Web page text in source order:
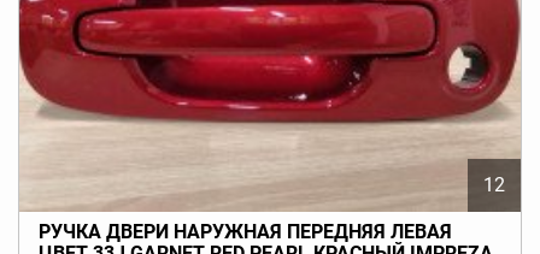
12
РУЧКА ДВЕРИ НАРУЖНАЯ ПЕРЕДНЯЯ ЛЕВАЯ